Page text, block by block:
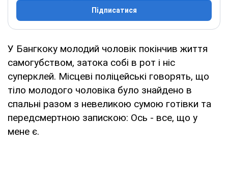
Підписатися
У Бангкоку молодий чоловік покінчив життя
самогубством, затока собі в рот і ніс
суперклей. Місцеві поліцейські говорять, що
тіло молодого чоловіка було знайдено в
спальні разом з невеликою сумою готівки та
передсмертною запискою: Ось - все, що у
мене є.